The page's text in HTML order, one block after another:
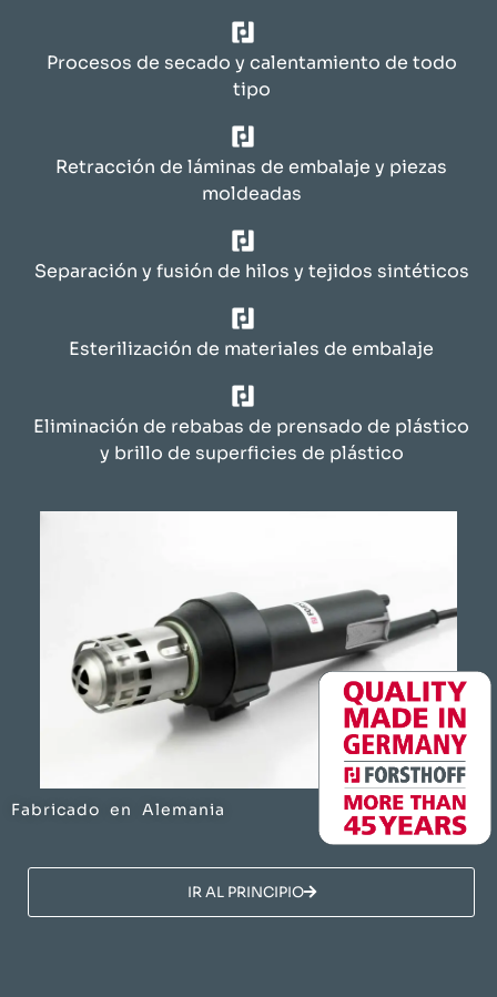
Procesos de secado y calentamiento de todo
tipo
Retracción de láminas de embalaje y piezas
moldeadas
Separación y fusión de hilos y tejidos sintéticos
Esterilización de materiales de embalaje
Eliminación de rebabas de prensado de plástico
y brillo de superficies de plástico
Fabricado en Alemania
​IR AL PRINCIPIO​